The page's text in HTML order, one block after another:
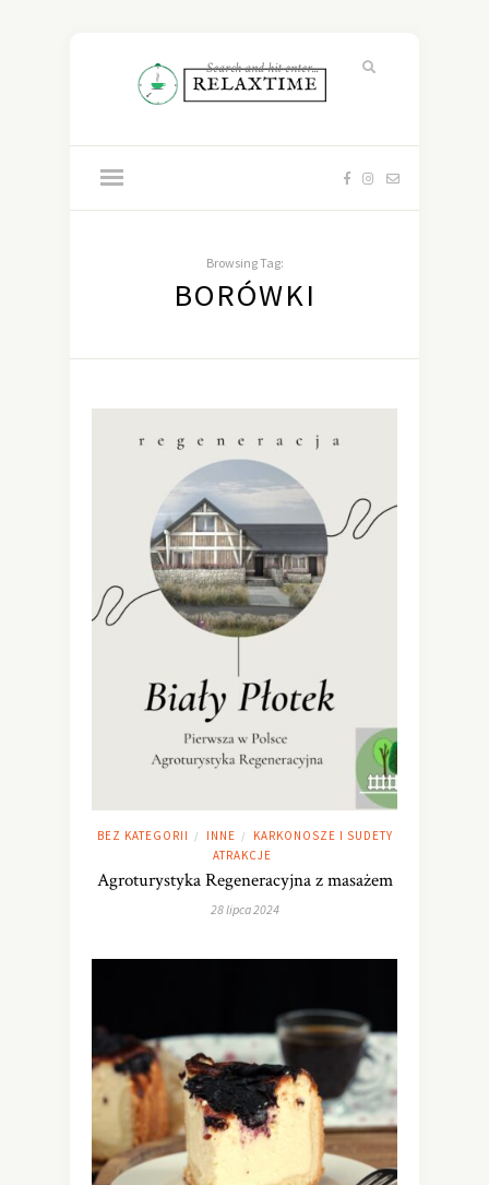
Browsing Tag:
BORÓWKI
BEZ KATEGORII / INNE /
KARKONOSZE I SUDETY
ATRAKCJE
Agroturystyka Regeneracyjna z masażem
28 lipca 2024